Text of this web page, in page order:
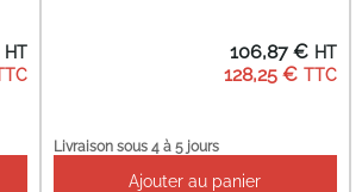
128,25 €
106,87 €
Livraison sous 4 à 5 jours
Ajouter au panier